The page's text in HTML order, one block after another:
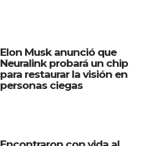
Elon Musk anunció que
Neuralink probará un chip
para restaurar la visión en
personas ciegas